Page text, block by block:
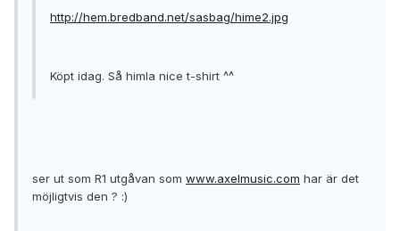
http://hem.bredband.net/sasbag/hime2.jpg
Köpt idag. Så himla nice t-shirt ^^
ser ut som R1 utgåvan som www.axelmusic.com har är det
möjligtvis den ? :)